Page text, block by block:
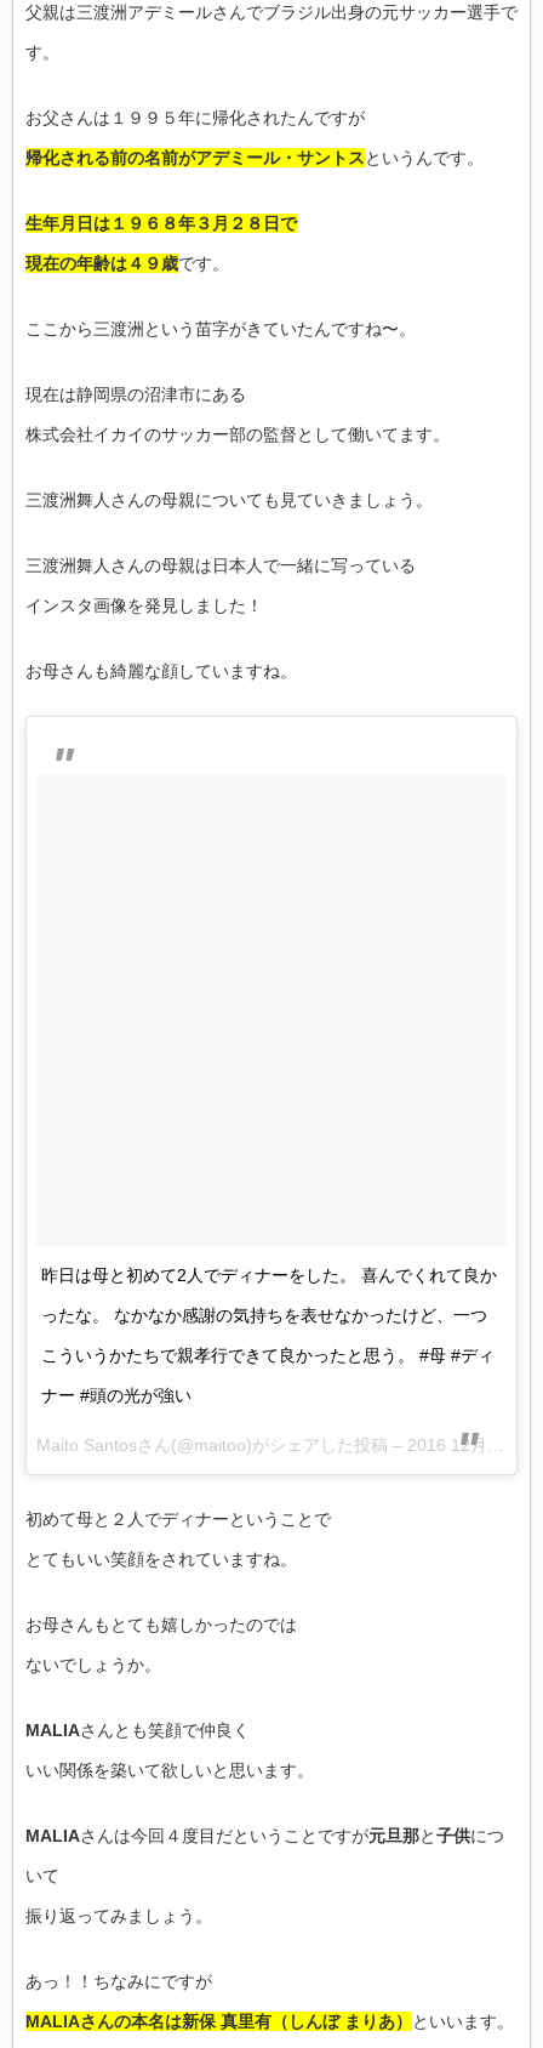
父親は三渡洲アデミールさんでブラジル出身の元サッカー選手で
す。
お父さんは１９９５年に帰化されたんですが
帰化される前の名前がアデミール・サントスというんです。
生年月日は１９６８年３月２８日で
現在の年齢は４９歳です。
ここから三渡洲という苗字がきていたんですね〜。
現在は静岡県の沼津市にある
株式会社イカイのサッカー部の監督として働いてます。
三渡洲舞人さんの母親についても見ていきましょう。
三渡洲舞人さんの母親は日本人で一緒に写っている
インスタ画像を発見しました！
お母さんも綺麗な顔していますね。
昨日は母と初めて2人でディナーをした。 喜んでくれて良か
ったな。 なかなか感謝の気持ちを表せなかったけど、一つ
こういうかたちで親孝行できて良かったと思う。 #母 #ディ
ナー #頭の光が強い
Maito Santosさん(@maitoo)がシェアした投稿 – 2016 12月 5 12:15午前 PST
初めて母と２人でディナーということで
とてもいい笑顔をされていますね。
お母さんもとても嬉しかったのでは
ないでしょうか。
MALIAさんとも笑顔で仲良く
いい関係を築いて欲しいと思います。
MALIAさんは今回４度目だということですが元旦那と子供につ
いて
振り返ってみましょう。
あっ！！ちなみにですが
MALIAさんの本名は新保 真里有（しんぼ まりあ） といいます。